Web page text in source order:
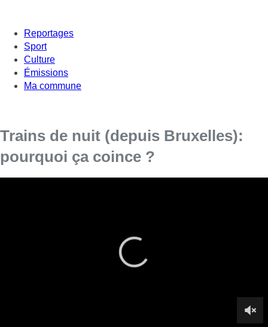
Reportages
Sport
Culture
Émissions
Ma commune
Trains de nuit (depuis Bruxelles):
pourquoi ça coince ?
reviennent sur leurs décisions et réduisent, voire suppriment,
certains trajets pour des raisons techniques et économiques.
Alors pourquoi ça coince ? Éléments de réponses dans cet